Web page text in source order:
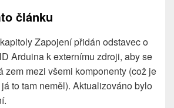
článku
Zapojení přidán odstavec o
Arduina k externímu zdroji, aby se
zem mezi všemi komponenty (což je
to tam neměl). Aktualizováno bylo